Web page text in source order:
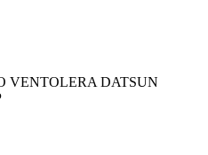
VENTOLERA DATSUN